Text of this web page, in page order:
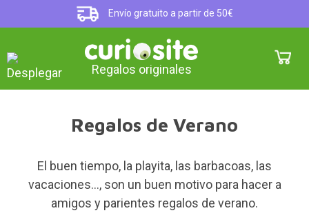
Envío gratuito a partir de 50€
Regalos originales
Regalos de Verano
El buen tiempo, la playita, las barbacoas, las
vacaciones..., son un buen motivo para hacer a
amigos y parientes regalos de verano.